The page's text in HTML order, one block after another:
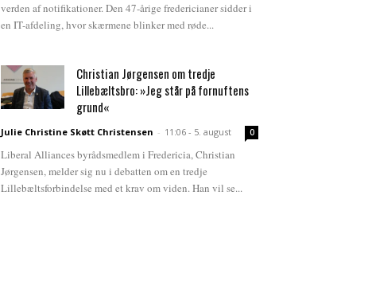
verden af notifikationer. Den 47-årige fredericianer sidder i
en IT-afdeling, hvor skærmene blinker med røde...
Christian Jørgensen om tredje
Lillebæltsbro: »Jeg står på fornuftens
grund«
Julie Christine Skøtt Christensen - 11:06 - 5. august 0
Liberal Alliances byrådsmedlem i Fredericia, Christian
Jørgensen, melder sig nu i debatten om en tredje
Lillebæltsforbindelse med et krav om viden. Han vil se...